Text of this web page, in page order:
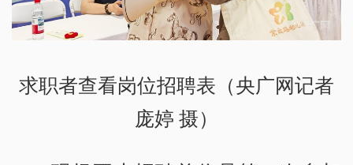
求职者查看岗位招聘表（央广网记者
庞婷 摄）